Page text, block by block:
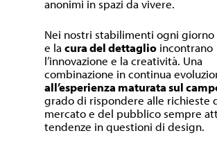
anonimi in spazi da vivere.
Nei nostri stabilimenti ogni
e lacura del dettaglio incontrano
l’innovazione e la creatività. Una
combinazione in continua
all’esperienza maturata sul
grado di rispondere alle richieste
mercato e del pubblico sempre
tendenze in questioni di design.